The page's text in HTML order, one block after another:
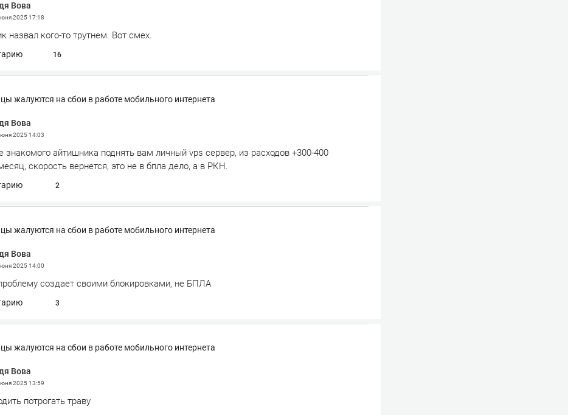
Вова
202517:18
назвал кого-то трутнем. Вот смех.
16
жалуются на сбои в работе мобильного интернета
Вова
202514:03
знакомого айтишника поднять вам личный vps сервер, из расходов +300-400
скорость вернется, это не в бпла дело, а в РКН.
2
жалуются на сбои в работе мобильного интернета
Вова
202514:00
создает своими блокировками, не БПЛА
3
жалуются на сбои в работе мобильного интернета
Вова
202513:59
потрогать траву